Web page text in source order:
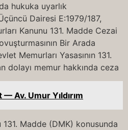
hukuka uyarlık
Dairesi E:1979/187,
Kanunu 131. Madde Cezai
Bir Arada
Memurları Yasasının 131.
dolayı memur hakkında ceza
Av. Umur Yıldırım
131. Madde (DMK) konusunda